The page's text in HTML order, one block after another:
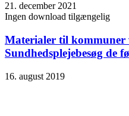
21. december 2021
Ingen download tilgængelig
Materialer til kommuner
Sundhedsplejebesøg de
16. august 2019